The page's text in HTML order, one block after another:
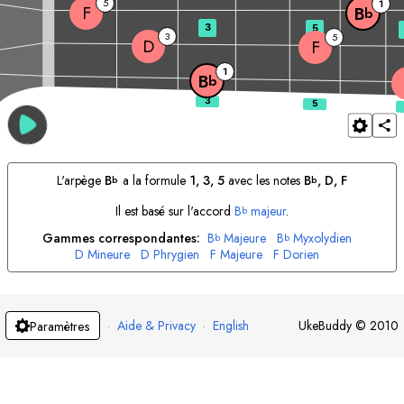
Bb 1
D 3 F 5
F Bb 1
3 5
L'arpège Bb a la formule 1, 3, 5avec les notes Bb, D, F
Il est basé sur l'accord Bb majeur.
Gammes correspondantes: Bb Majeure Bb Myxolydien
D Mineure D Phrygien F Majeure F Dorien
Paramètres · Aide & Privacy · English UkeBuddy © 2010